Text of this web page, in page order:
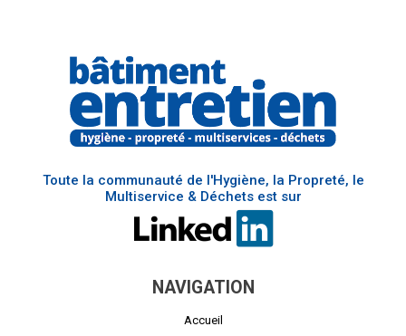
Toute la communauté de l'Hygiène, la Propreté, le
Multiservice & Déchets est sur
NAVIGATION
Accueil